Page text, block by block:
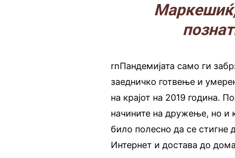
rnПандемијата само ги
заедничко готвење и
на крајот на 2019 година.
начините на дружење, но и
било полесно да се
Интернет и достава до